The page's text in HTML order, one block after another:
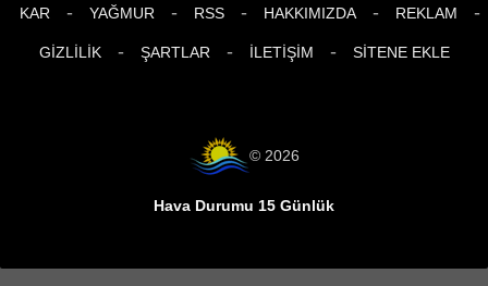
KAR - YAĞMUR - RSS - HAKKIMIZDA - REKLAM -
GIZLILIK - ŞARTLAR - İLETIŞIM - SITENE EKLE
© 2026
Hava Durumu 15 Günlük